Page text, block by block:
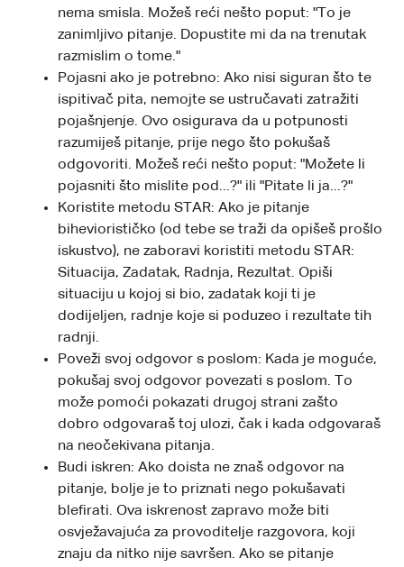
nema smisla. Možeš reći nešto poput: "To je
zanimljivo pitanje. Dopustite mi da na trenutak
razmislim o tome."
Pojasni ako je potrebno: Ako nisi siguran što te
ispitivač pita, nemojte se ustručavati zatražiti
pojašnjenje. Ovo osigurava da u potpunosti
razumiješ pitanje, prije nego što pokušaš
odgovoriti. Možeš reći nešto poput: "Možete li
pojasniti što mislite pod...?" ili "Pitate li ja...?"
Koristite metodu STAR: Ako je pitanje
biheviorističko (od tebe se traži da opišeš prošlo
iskustvo), ne zaboravi koristiti metodu STAR:
Situacija, Zadatak, Radnja, Rezultat. Opiši
situaciju u kojoj si bio, zadatak koji ti je
dodijeljen, radnje koje si poduzeo i rezultate tih
radnji.
Poveži svoj odgovor s poslom: Kada je moguće,
pokušaj svoj odgovor povezati s poslom. To
može pomoći pokazati drugoj strani zašto
dobro odgovaraš toj ulozi, čak i kada odgovaraš
na neočekivana pitanja.
Budi iskren: Ako doista ne znaš odgovor na
pitanje, bolje je to priznati nego pokušavati
blefirati. Ova iskrenost zapravo može biti
osvježavajuća za provoditelje razgovora, koji
znaju da nitko nije savršen. Ako se pitanje